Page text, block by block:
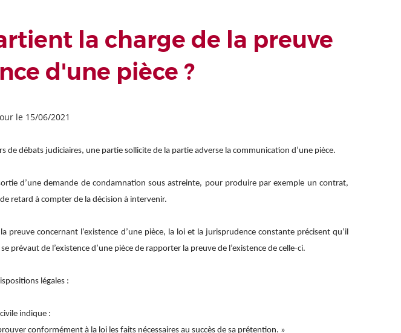
la charge de la preuve
d'une pièce ?
le 15/06/2021
de débats judiciaires, une partie sollicite de la partie adverse la communication d’une pièce.
d’une demande de condamnation sous astreinte, pour produire par exemple un contrat,
retard à compter de la décision à intervenir.
preuve concernant l’existence d’une pièce, la loi et la jurisprudence constante précisent qu’il
prévaut de l’existence d’une pièce de rapporter la preuve de l’existence de celle-ci.
légales :
indique :
conformément à la loi les faits nécessaires au succès de sa prétention. »